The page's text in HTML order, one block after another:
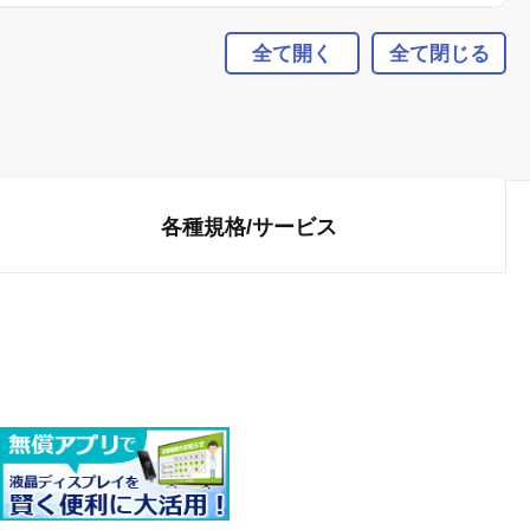
全て開く 全て閉じる
各種規格/サービス